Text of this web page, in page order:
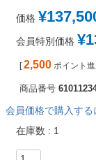
価格 ¥
会員特別価格 ¥
[ 2,500 ポイント進
商品番号
会員価格で購入する
在庫数
1